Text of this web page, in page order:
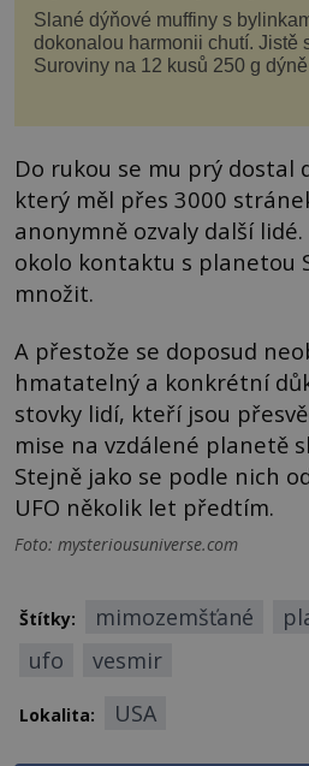
Slané dýňové muffiny s
dokonalou harmonii chutí. Jistě
Suroviny na 12 kusů 250 g
olivového oleje sůl, pepř hrst
Do rukou se mu prý dostal
který měl přes 3000
anonymně ozvaly další
okolo kontaktu s planetou
množit.
A přestože se doposud
hmatatelný a konkrétní
stovky lidí, kteří jsou
mise na vzdálené planetě
Stejně jako se podle nich
UFO několik let předtím.
Foto: mysteriousuniverse.com
Štítky: mimozemšťané
ufo
vesmir
Lokalita: USA